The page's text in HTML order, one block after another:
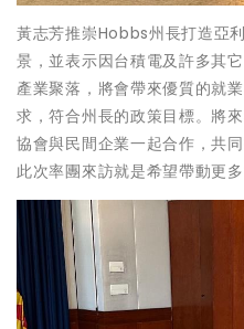
黃志芳推崇Hobbs州長打造亞
景，並表示因台積電及許多其
產業聚落，將會帶來優質的就
求，符合州長的政策目標。將
協會與民間企業一起合作，共
此次率團來訪就是希望帶動更